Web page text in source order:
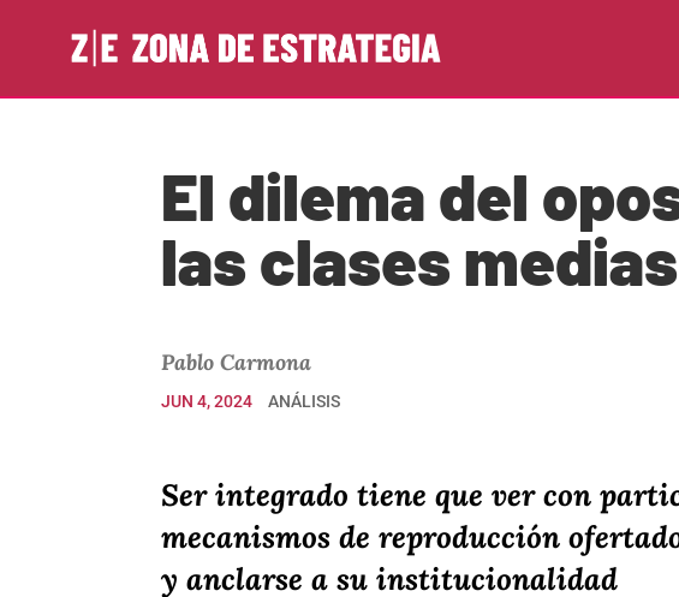
El dilema del
las clases
Pablo Carmona
JUN 4, 2024 ANÁLISIS
Ser integrado tiene que ver con
mecanismos de reproducción
y anclarse a su institucionalidad